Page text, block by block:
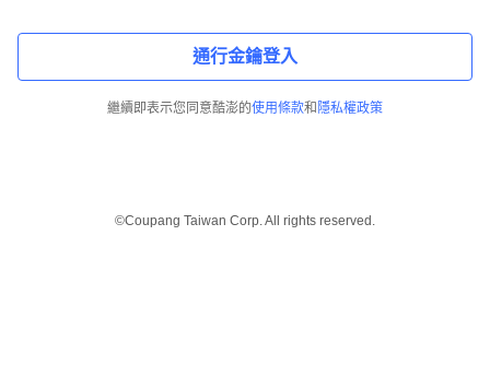
通行金鑰登入
繼續即表示您同意酷澎的使用條款和 隱私權政策
©Coupang Taiwan Corp. All rights reserved.